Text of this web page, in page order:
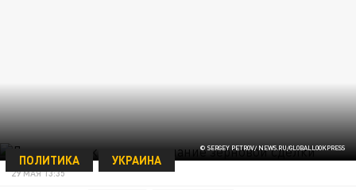
© SERGEY PETROV/ NEWS.RU/GLOBALLOOKPRESS
ПОЛИТИКА УКРАИНА
29 МАЯ 13:35